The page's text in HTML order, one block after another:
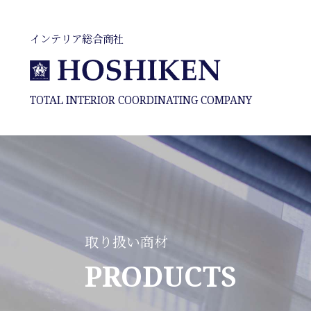
インテリア総合商社
TOTAL INTERIOR COORDINATING COMPANY
取り扱い商材
PRODUCTS